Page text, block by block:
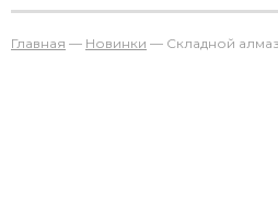
Главная — Новинки — Складной